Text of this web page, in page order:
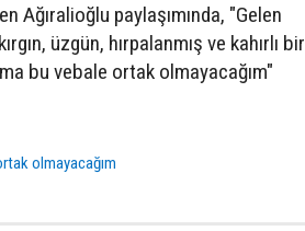
Ağıralioğlu paylaşımında, "Gelen
üzgün, hırpalanmış ve kahırlı bir
bu vebale ortak olmayacağım"
olmayacağım